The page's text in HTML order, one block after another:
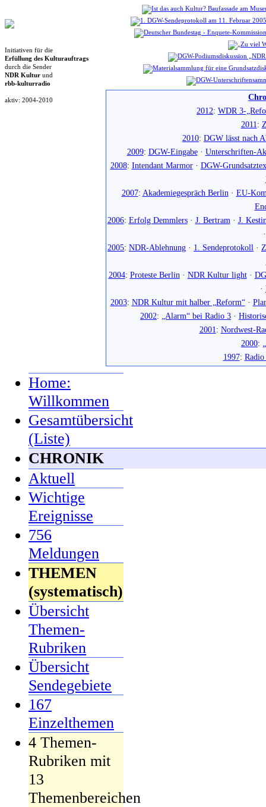
Initiativen für die
Erfüllung des Kulturauftrags
durch die Sender
NDR Kultur und
rbb-kulturradio
aktiv: 2004-2010
2012: WDR 3-
2011:
2010: DGW lässt nach
2009: DGW-Eingabe· Unterschriften-
2008: Intendant Marmor· DGW-
2007: Akademiegespräch Berlin · EU-
2006: Erfolg Demmlers· J. Bertram · J.
2005: NDR-Ablehnung · 1. Sendeprotokoll ·
2004: Proteste Berlin · NDR Kultur light·
·
2003: NDR Kultur mit halber „Reform“·
2002: „Alarm“ bei Radio 3 ·
2001: Nordwest-
2000:
1997:
Home:
Willkommen
Gesamtübersicht
(Liste)
CHRONIK
Aktuell
Wichtige
Ereignisse
756
Meldungen
THEMEN
(systematisch)
Übersicht
Themen-
Rubriken
Übersicht
Sendegebiete
167
Einzelthemen
4 Themen-
Rubriken mit
13
Themenbereichen